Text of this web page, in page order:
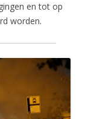
en tot op
worden.